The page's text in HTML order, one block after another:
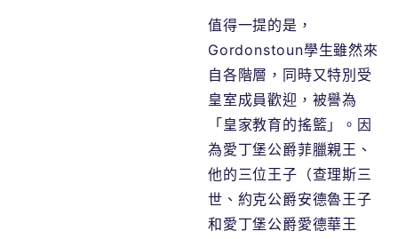
值得一提的是，
Gordonstoun學生雖然來
自各階層，同時又特別受
皇室成員歡迎，被譽為
「皇家教育的搖籃」。因
為愛丁堡公爵菲臘親王、
他的三位王子（查理斯三
世、約克公爵安德魯王子
和愛丁堡公爵愛德華王